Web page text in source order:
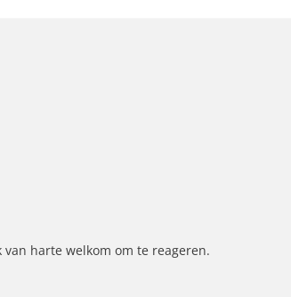
harte welkom om te reageren.